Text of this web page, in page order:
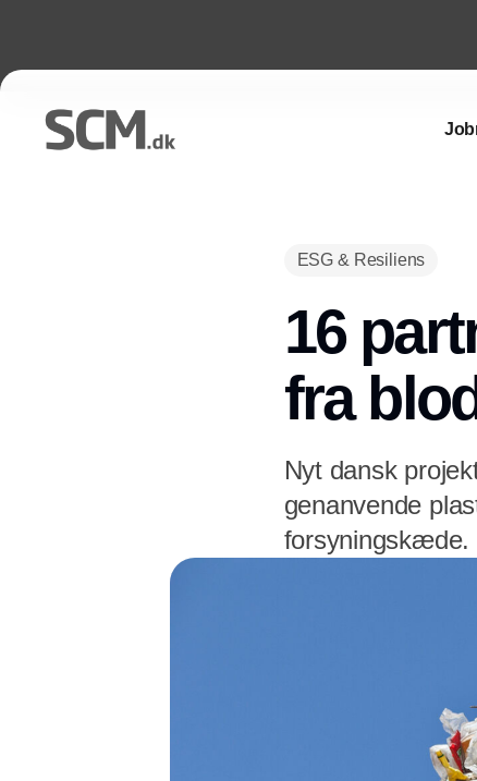
ESG & Resiliens
16
fra
Nyt dansk
genanvende
forsyningskæde.